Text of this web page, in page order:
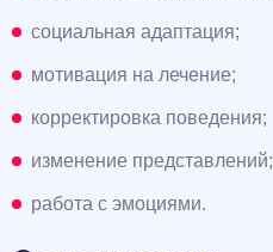
социальная адаптация;
мотивация на лечение;
корректировка поведения;
изменение представлений;
работа с эмоциями.